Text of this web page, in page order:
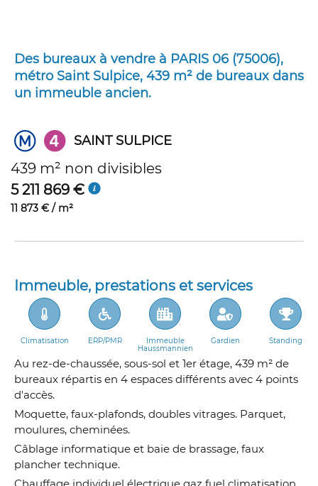
Des bureaux à vendre à PARIS 06 (75006),
métro Saint Sulpice, 439 m² de bureaux dans
un immeuble ancien.
SAINT SULPICE
439 m² non divisibles
5 211 869 €
11 873 € / m²
Immeuble, prestations et services
Climatisation ERP/PMR
Immeuble
Haussmannien
Gardien Standing
Au rez-de-chaussée, sous-sol et 1er étage, 439 m² de
bureaux répartis en 4 espaces différents avec 4 points
d'accès.
Moquette, faux-plafonds, doubles vitrages. Parquet,
moulures, cheminées.
Câblage informatique et baie de brassage, faux
plancher technique.